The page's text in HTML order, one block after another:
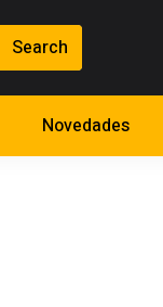
Novedades